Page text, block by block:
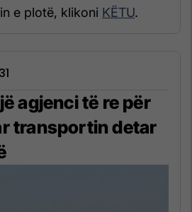
e plotë, klikoni KËTU.
agjenci të re për
transportin detar